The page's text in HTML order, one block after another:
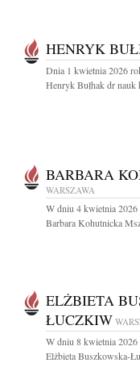
HENRYK
Dnia 1 kwietnia 2026
Henryk Bułhak dr nauk
BARBARA
WARSZAWA
W dniu 4 kwietnia 2026
Barbara Kohutnicka
ELŻBIETA
ŁUCZKIW
W dniu 8 kwietnia 2026
Elżbieta Buszkowska-